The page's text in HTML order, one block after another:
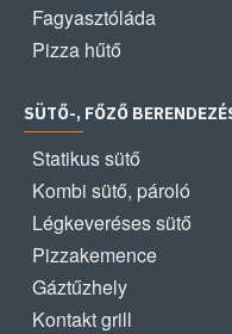
Fagyasztóláda
Pizza hűtő
SÜTŐ-, FŐZŐ
Statikus sütő
Kombi sütő, pároló
Légkeveréses sütő
Pizzakemence
Gáztűzhely
Kontakt grill